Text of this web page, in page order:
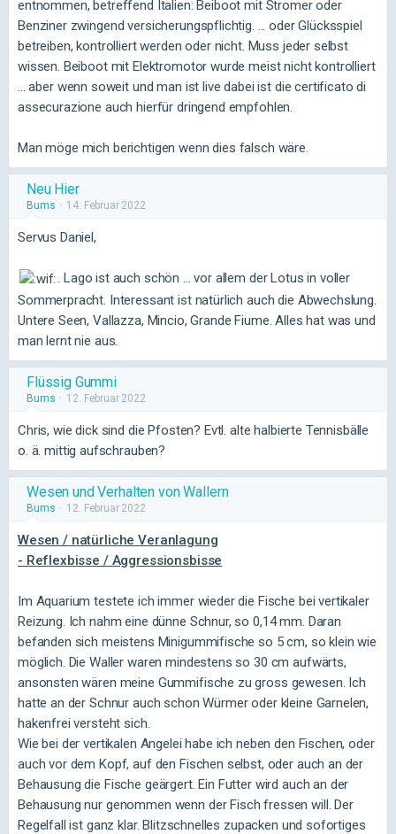
entnommen, betreffend Italien: Beiboot mit Stromer oder
Benziner zwingend versicherungspflichtig. ... oder Glücksspiel
betreiben, kontrolliert werden oder nicht. Muss jeder selbst
wissen. Beiboot mit Elektromotor wurde meist nicht kontrolliert
... aber wenn soweit und man ist live dabei ist die certificato di
assecurazione auch hierfür dringend empfohlen.
Man möge mich berichtigen wenn dies falsch wäre.
Neu Hier
Bums 14. Februar 2022
Servus Daniel,
. Lago ist auch schön ... vor allem der Lotus in voller
Sommerpracht. Interessant ist natürlich auch die Abwechslung.
Untere Seen, Vallazza, Mincio, Grande Fiume. Alles hat was und
man lernt nie aus.
Flüssig Gummi
Bums 12. Februar 2022
Chris, wie dick sind die Pfosten? Evtl. alte halbierte Tennisbälle
o. ä. mittig aufschrauben?
Wesen und Verhalten von Wallern
Bums 12. Februar 2022
Wesen / natürliche Veranlagung
- Reflexbisse / Aggressionsbisse
Im Aquarium testete ich immer wieder die Fische bei vertikaler
Reizung. Ich nahm eine dünne Schnur, so 0,14 mm. Daran
befanden sich meistens Minigummifische so 5 cm, so klein wie
möglich. Die Waller waren mindestens so 30 cm aufwärts,
ansonsten wären meine Gummifische zu gross gewesen. Ich
hatte an der Schnur auch schon Würmer oder kleine Garnelen,
hakenfrei versteht sich.
Wie bei der vertikalen Angelei habe ich neben den Fischen, oder
auch vor dem Kopf, auf den Fischen selbst, oder auch an der
Behausung die Fische geärgert. Ein Futter wird auch an der
Behausung nur genommen wenn der Fisch fressen will. Der
Regelfall ist ganz klar. Blitzschnelles zupacken und sofortiges